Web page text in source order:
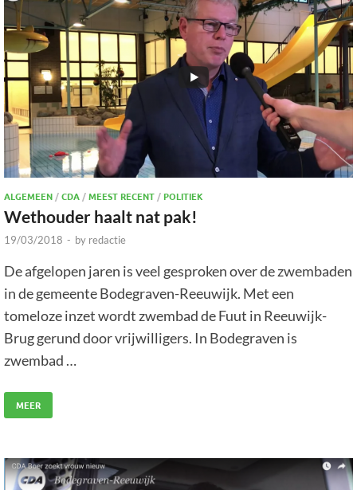
ALGEMEEN/CDA/MEEST RECENT/ POLITIEK
Wethouder haalt nat pak!
19/03/2018 - by redactie
De afgelopen jaren is veel gesproken over de zwembaden
in de gemeente Bodegraven-Reeuwijk. Met een
tomeloze inzet wordt zwembad de Fuut in Reeuwijk-
Brug gerund door vrijwilligers. In Bodegraven is
zwembad …
MEER